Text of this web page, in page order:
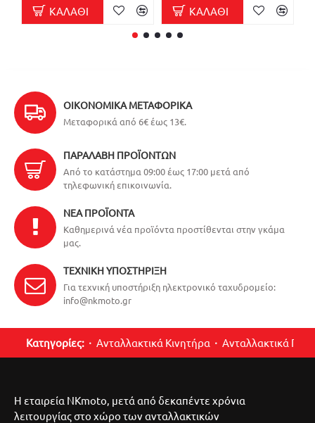
ΚΑΛΆΘΙ ΚΑΛΆΘΙ
ΟΙΚΟΝΟΜΙΚΆ ΜΕΤΑΦΟΡΙΚΆ
Μεταφορικά από 6€ έως 13€.
ΠΑΡΑΛΑΒΉ ΠΡΟΪΌΝΤΩΝ
Από το κατάστημα 09:00 έως 17:00 μετά από
τηλεφωνική επικοινωνία.
ΝΈΑ ΠΡΟΪΌΝΤΑ
Καθημερινά νέα προϊόντα προστίθενται στην γκάμα
μας.
ΤΕΧΝΙΚΉ ΥΠΟΣΤΉΡΙΞΗ
Για τεχνική υποστήριξη ηλεκτρονικό ταχυδρομείο:
info@nkmoto.gr
Κατηγορίες: Ανταλλακτικά Κινητήρα Ανταλλακτικά
Η εταιρεία NKmoto, μετά από δεκαπέντε χρόνια
λειτουργίας στο χώρο των ανταλλακτικών